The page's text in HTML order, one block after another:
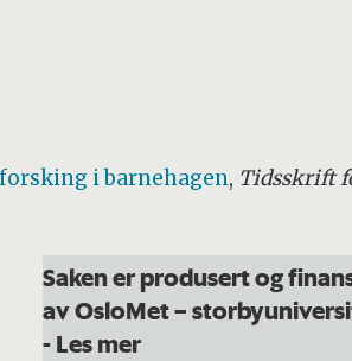
i barnehagen, Tidsskrift
Saken er produsert og
av OsloMet –
- Les mer